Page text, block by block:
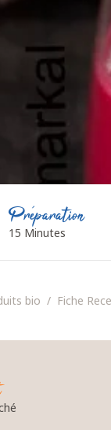
Préparation
15 Minutes
bio Fiche